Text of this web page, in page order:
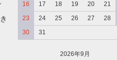
16
17 18 19 20 21
23
24 25 26 27 28
30
31
2026年9月